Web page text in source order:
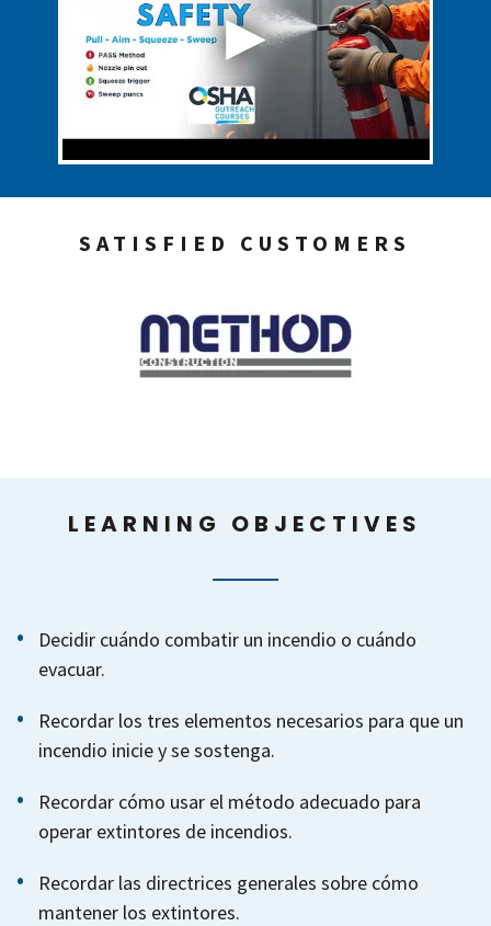
SATISFIED CUSTOMERS
LEARNING OBJECTIVES
Decidir cuándo combatir un incendio o cuándo
evacuar.
Recordar los tres elementos necesarios para que un
incendio inicie y se sostenga.
Recordar cómo usar el método adecuado para
operar extintores de incendios.
Recordar las directrices generales sobre cómo
mantener los extintores.